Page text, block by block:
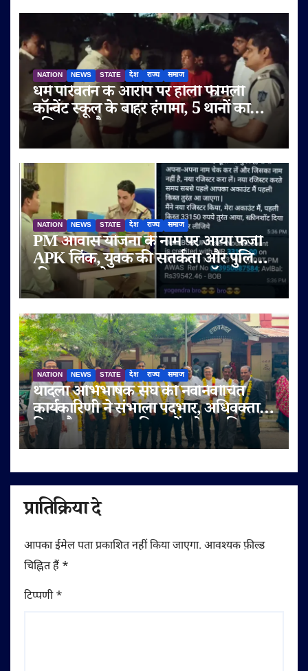
NATION NEWS STATE देश राज्य समाज
धर्म परिवर्तन के आरोप पर होली फैमिली
कॉन्वेंट स्कूल के बाहर हंगामा, 5 थानों का
पुलिस बल तैनात
NATION NEWS STATE देश राज्य समाज
PM आवास योजना के नाम पर आया फर्जी
APK लिंक, युवक की सतर्कता और पुलिस
की तत्परता से टला बड़ा साइबर फ्रॉड
NATION NEWS STATE देश राज्य समाज
थांदला अभिभाषक संघ की नवनिर्वाचित
कार्यकारिणी ने संभाला पदभार, अधिवक्ता
हित और पक्षकार सुविधाओं को प्राथमिकता
प्रातिक्रिया दे
आपका ईमेल पता प्रकाशित नहीं किया जाएगा. आवश्यक फ़ील्ड
चिह्नित हैं *
टिप्पणी*